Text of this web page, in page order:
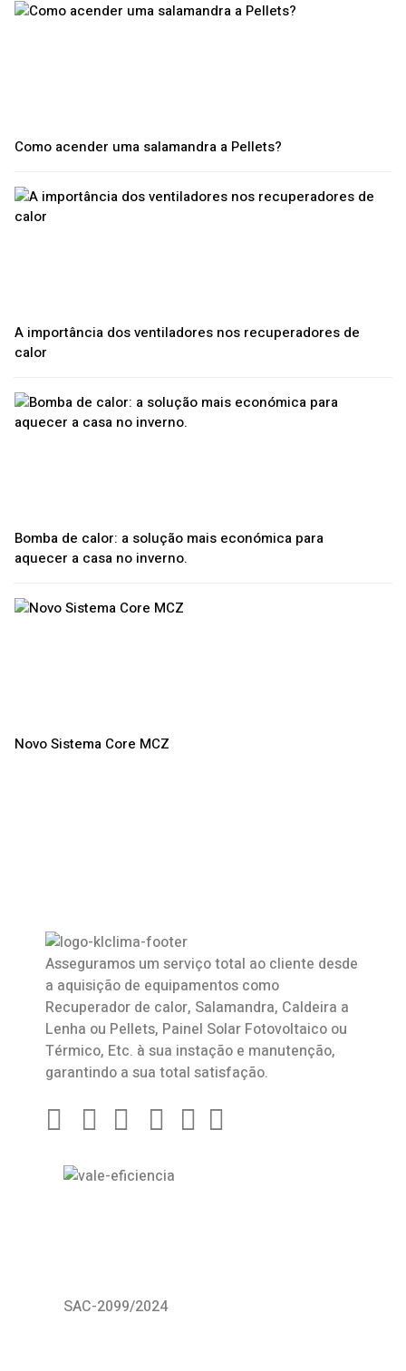
Como acender uma salamandra a Pellets?
A importância dos ventiladores nos recuperadores de
calor
Bomba de calor: a solução mais económica para
aquecer a casa no inverno.
Novo Sistema Core MCZ
Asseguramos um serviço total ao cliente desde
a aquisição de equipamentos como
Recuperador de calor, Salamandra, Caldeira a
Lenha ou Pellets, Painel Solar Fotovoltaico ou
Térmico, Etc. à sua instação e manutenção,
garantindo a sua total satisfação.
SAC-2099/2024